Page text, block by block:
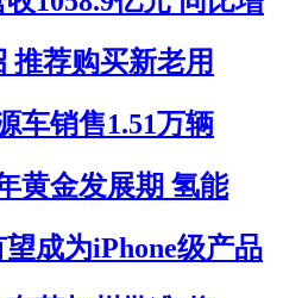
推荐购买新老用
车销售1.51万辆
黄金发展期 氢能
成为iPhone级产品